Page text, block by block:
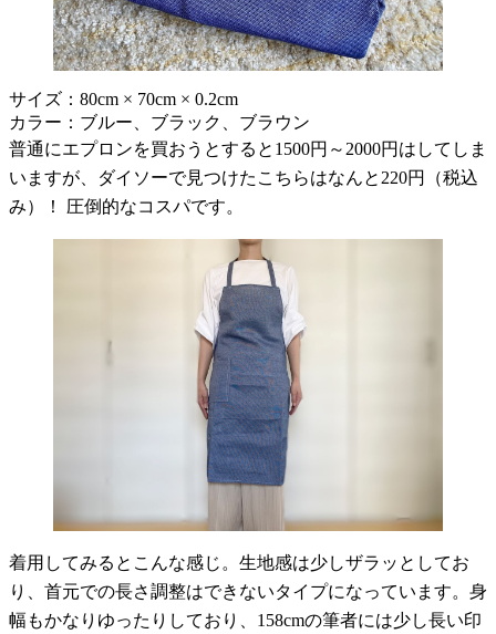
サイズ：80cm × 70cm × 0.2cm
カラー：ブルー、ブラック、ブラウン
普通にエプロンを買おうとすると1500円～2000円はしてしま
いますが、ダイソーで見つけたこちらはなんと220円（税込
み）！ 圧倒的なコスパです。
着用してみるとこんな感じ。生地感は少しザラッとしてお
り、首元での長さ調整はできないタイプになっています。身
幅もかなりゆったりしており、158cmの筆者には少し長い印